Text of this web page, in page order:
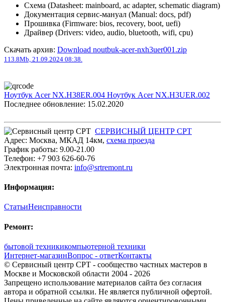
Схема (Datasheet: mainboard, ac adapter, schematic diagram)
Документация сервис-мануал (Manual: docs, pdf)
Прошивка (Firmware: bios, recovery, boot, uefi)
Драйвер (Drivers: video, audio, bluetooth, wifi, cpu)
Скачать архив: Download noutbuk-acer-nxh3uer001.zip
113.8Mb, 21.09.2024 08:38.
Ноутбук Acer NX.H38ER.004 Ноутбук Acer NX.H3UER.002
Последнее обновление: 15.02.2020
СЕРВИСНЫЙ ЦЕНТР СРТ
Адрес: Москва, МКАД 14км, cхема проезда
График работы: 9.00-21.00
Телефон: +7 903 626-60-76
Электронная почта: info@srtremont.ru
Информация:
СтатьиНеисправности
Ремонт:
бытовой техникикомпьютерной техники
Интернет-магазинВопрос - ответКонтакты
© Сервисный центр СРТ - сообщество частных мастеров в
Москве и Московской области 2004 - 2026
Запрещено использование материалов сайта без согласия
автора и обратной ссылки. Не является публичной офертой.